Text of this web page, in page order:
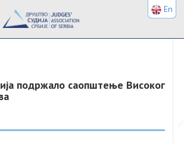
подржало саопштење Високог
En